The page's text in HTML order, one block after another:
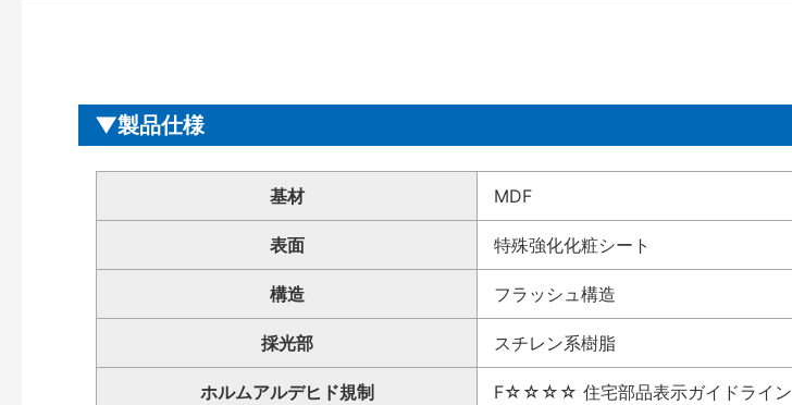
製品仕様
基材 MDF
表面 特殊強化化粧シート
構造 フラッシュ構造
採光部 スチレン系樹脂
ホルムアルデヒド規制 F☆☆☆☆ 住宅部品表示ガイドライン